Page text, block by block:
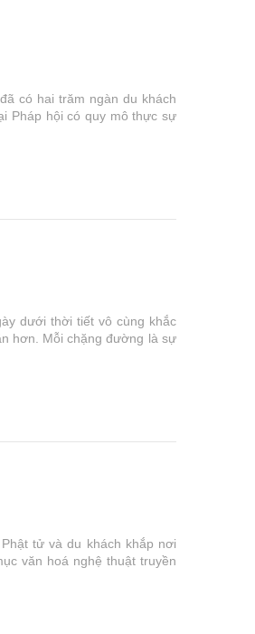
có hai trăm ngàn du khách
Pháp hội có quy mô thực sự
dưới thời tiết vô cùng khắc
hơn. Mỗi chặng đường là sự
tử và du khách khắp nơi
văn hoá nghệ thuật truyền